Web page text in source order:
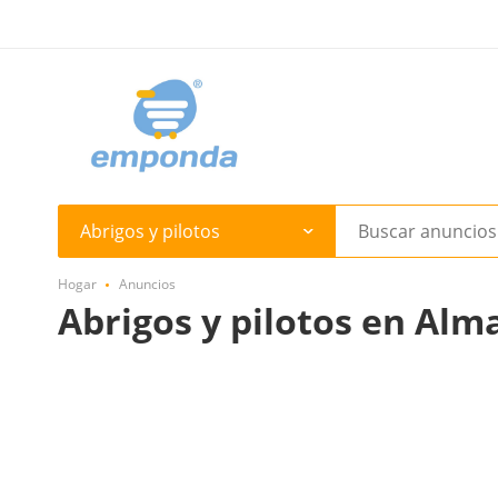
Abrigos y pilotos
Hogar Anuncios
Abrigos y pilotos en